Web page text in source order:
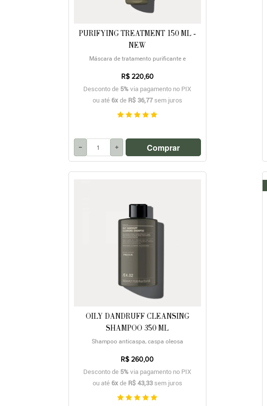
PURIFYING TREATMENT 150 ML -
NEW
Máscara de tratamento purificante e
R$ 220,60
Desconto de 5%via pagamento no PIX
ou até 6xde R$ 36,77sem juros
Comprar
OILY DANDRUFF CLEANSING
SHAMPOO 350 ML
Shampoo anticaspa, caspa oleosa
R$ 260,00
Desconto de 5%via pagamento no PIX
ou até 6xde R$ 43,33sem juros